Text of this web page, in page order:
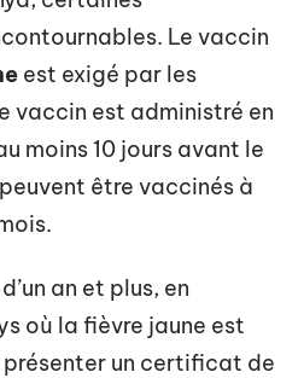
Le vaccin
est exigé par les
vaccin est administré en
moins 10 jours avant le
être vaccinés à
an et plus, en
où la fièvre jaune est
un certificat de